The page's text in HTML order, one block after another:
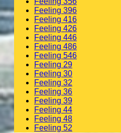
Feeling 396
Feeling 416
Feeling 426
Feeling 446
Feeling 486
Feeling 546
Feeling 29
Feeling 30
Feeling 32
Feeling 36
Feeling 39
Feeling 44
Feeling 48
Feeling 52